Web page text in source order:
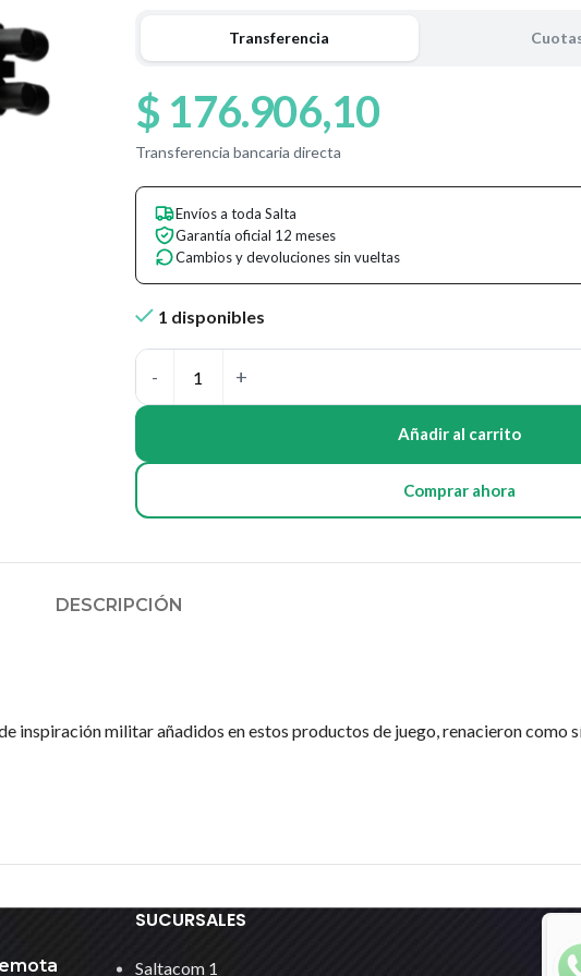
Transferencia
$ 176.906,10
Transferencia bancaria directa
Envíos a toda Salta
Garantía oficial 12 meses
Cambios y devoluciones sin vueltas
1 disponibles
Añadir al carrito
Comprar ahora
DESCRIPCIÓN
inspiración militar añadidos en estos productos de juego, renacieron como
SUCURSALES
Saltacom 1